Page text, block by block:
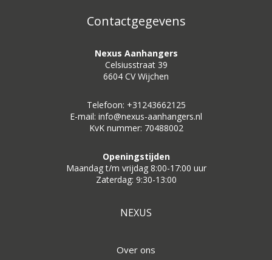
Contactgegevens
Nexus Aanhangers
Celsiusstraat 39
6604 CV Wijchen
Telefoon: +31243662125
E-mail: info@nexus-aanhangers.nl
KvK nummer: 70488002
Openingstijden
Maandag t/m vrijdag 8:00-17:00 uur
Zaterdag: 9:30-13:00
NEXUS
Over ons